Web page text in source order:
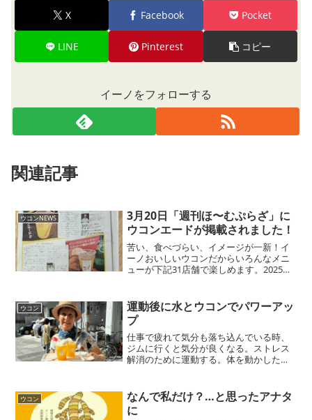
X Facebook Pocket
LINE Pinterest コピー
イーノをフォローする
関連記事
ウコンNEWS
3月20日「週刊ほ〜むぷらざ」に
ウコンエードが掲載されました！
苦い、食べづらい、イメージが一新！イ
ーノおいしいウコンだからいろんなメニ
ューが下記31店舗で楽しめます。2025年
ウコン
運動後に水とウコンでパワーアッ
プ
仕事で疲れて気分も落ち込んでいる時、
ジムに行くと気分が良くなる。ストレス
解消のために運動する。体を動かした後
ン」ポータルサイトはこちら▼
ウコン
なんで私だけ？…と思ったアナタ
に